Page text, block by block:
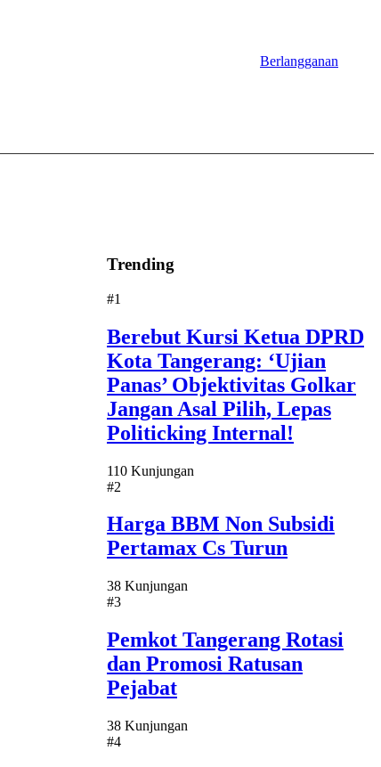
Berlangganan
Trending
#1
Berebut Kursi Ketua DPRD
Kota Tangerang: ‘Ujian
Panas’ Objektivitas Golkar
Jangan Asal Pilih, Lepas
Politicking Internal!
110 Kunjungan
#2
Harga BBM Non Subsidi
Pertamax Cs Turun
38 Kunjungan
#3
Pemkot Tangerang Rotasi
dan Promosi Ratusan
Pejabat
38 Kunjungan
#4